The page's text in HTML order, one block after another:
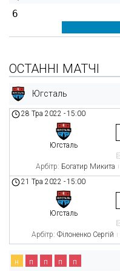
6
ОСТАННІ МАТЧІ
Югсталь
28 Тра 2022 -15:00
Югсталь
Арбітр: Богатир Микита
21 Тра 2022 -15:00
Югсталь
Арбітр: Філоненко Сергій
н п п п п